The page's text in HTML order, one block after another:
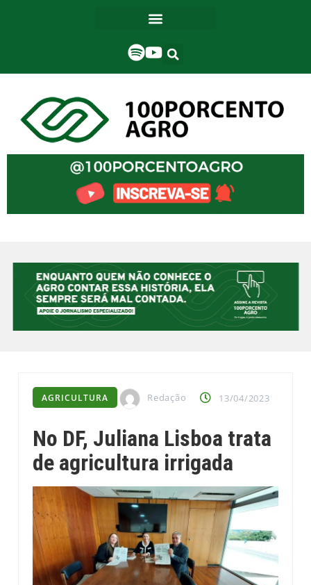
AGRICULTURA Redação 13/04/2023
No DF, Juliana Lisboa trata
de agricultura irrigada